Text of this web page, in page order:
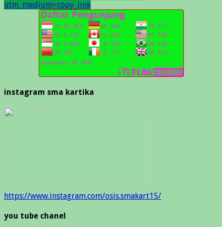
utm_medium=copy_link
instagram sma kartika
https://www.instagram.com/osis.smakart15/
you tube chanel